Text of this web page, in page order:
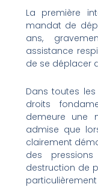
La première
mandat de
ans,
assistance
de se déplacer
Dans toutes
droits
demeure une
admise que
clairement
des
destruction de